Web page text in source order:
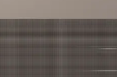
su galimybe jungti prie tinklo